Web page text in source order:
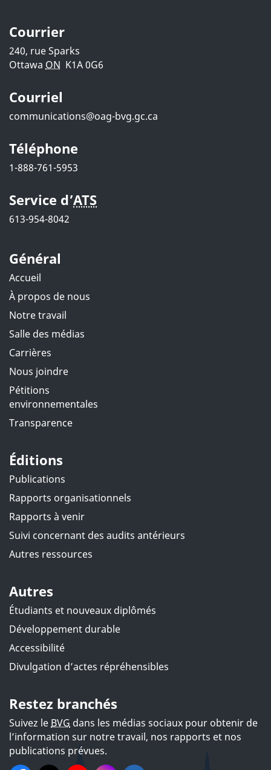
d
e
a
p
a
g
e
Courrier
240, rue Sparks
Ottawa ON K1A 0G6
Courriel
communications@oag-bvg.gc.ca
Téléphone
1-888-761-5953
Service d’ATS
613-954-8042
Général
Accueil
À propos de nous
Notre travail
Salle des médias
Carrières
Nous joindre
Pétitions
environnementales
Transparence
Éditions
Publications
Rapports organisationnels
Rapports à venir
Suivi concernant des audits antérieurs
Autres ressources
Autres
Étudiants et nouveaux diplômés
Développement durable
Accessibilité
Divulgation d’actes répréhensibles
Restez branchés
Suivez le BVG dans les médias sociaux pour obtenir de
l’information sur notre travail, nos rapports et nos
publications prévues.